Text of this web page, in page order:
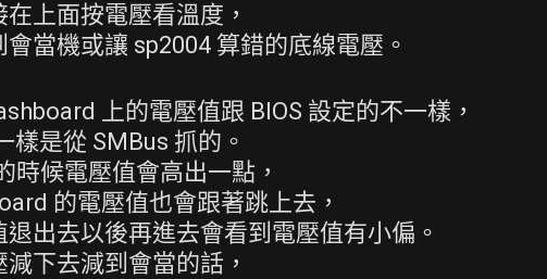
上面按電壓看溫度，
當機或讓 sp2004 算錯的底線電壓。
上的電壓值跟 BIOS 設定的不一樣，
樣是從 SMBus 抓的。
時候電壓值會高出一點，
的電壓值也會跟著跳上去，
出去以後再進去會看到電壓值有小偏。
下去減到會當的話，